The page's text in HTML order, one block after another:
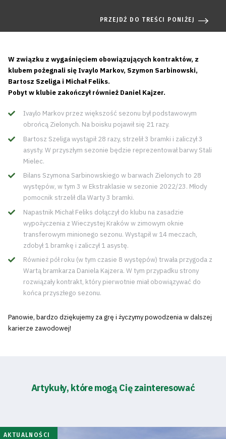
PRZEJDŹ DO TREŚCI PONIŻEJ
W związku z wygaśnięciem obowiązujących kontraktów, z
klubem pożegnali się Ivaylo Markov, Szymon Sarbinowski,
Bartosz Szeliga i Michał Feliks.
Pobyt w klubie zakończył również Daniel Kajzer.
Ivaylo Markov przez większość sezonu był podstawowym
obrońcą Zielonych. Na boisku pojawił się 21 razy.
Bartosz Szeliga wystąpił 28 razy, strzelił 3 bramki i zaliczył 3
asysty. W przyszłym sezonie będzie reprezentował barwy Stali
Mielec.
Bilans Szymona Sarbinowskiego w barwach Zielonych to 28
występów, w tym 3 w Ekstraklasie w sezonie 2022/23. Młody
pomocnik strzelił dla Warty 3 bramki.
Napastnik Michał Feliks dołączył do klubu na zasadzie
wypożyczenia z Wieczystej Kraków w zimowym oknie
transferowym minionego sezonu. Wystąpił w 14 meczach,
zdobył 1 bramkę i zaliczył 1 asystę.
Również pół roku (w tym czasie 8 występów) trwała przygoda z
Wartą bramkarza Daniela Kajzera. W tym przypadku strony
rozwiązały kontrakt, który pierwotnie miał obowiązywać do
końca przyszłego sezonu.
Panowie, bardzo dziękujemy za grę i życzymy powodzenia w dalszej
karierze zawodowej!
Artykuły, które mogą Cię zainteresować
AKTUALNOŚCI